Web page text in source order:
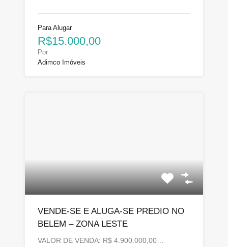
Para Alugar
R$15.000,00
Por
Adimco Imóveis
VENDE-SE E ALUGA-SE PREDIO NO
BELEM – ZONA LESTE
VALOR DE VENDA: R$ 4.900.000,00…